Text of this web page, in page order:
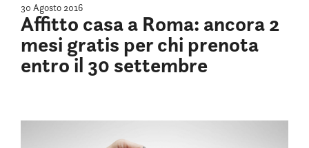
30 Agosto 2016
Affitto casa a Roma: ancora 2
mesi gratis per chi prenota
entro il 30 settembre